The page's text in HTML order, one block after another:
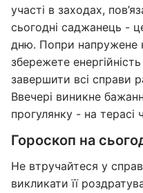
участі в заходах,
сьогодні саджанець -
дню. Попри напружене
збережете
завершити всі справи
Ввечері виникне
прогулянку - на терасі
Гороскоп на
Не втручайтеся у
викликати її